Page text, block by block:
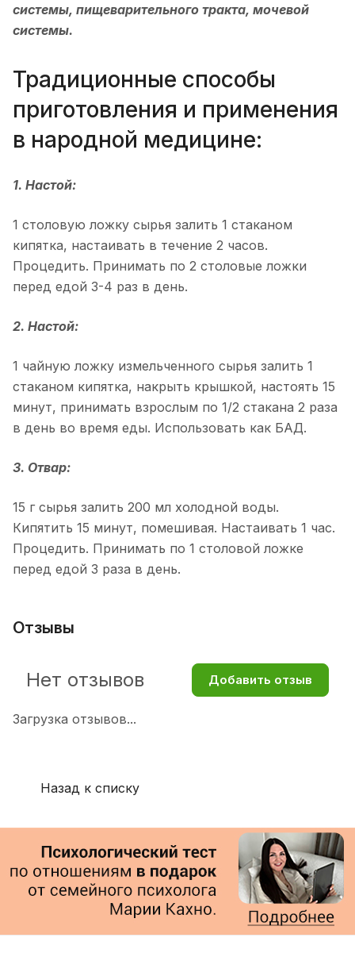
системы, пищеварительного тракта, мочевой
системы.
Традиционные способы
приготовления и применения
в народной медицине:
1. Настой:
1 столовую ложку сырья залить 1 стаканом
кипятка, настаивать в течение 2 часов.
Процедить. Принимать по 2 столовые ложки
перед едой 3-4 раз в день.
2. Настой:
1 чайную ложку измельченного сырья залить 1
стаканом кипятка, накрыть крышкой, настоять 15
минут, принимать взрослым по 1/2 стакана 2 раза
в день во время еды. Использовать как БАД.
3. Отвар:
15 г сырья залить 200 мл холодной воды.
Кипятить 15 минут, помешивая. Настаивать 1 час.
Процедить. Принимать по 1 столовой ложке
перед едой 3 раза в день.
Отзывы
Загрузка отзывов...
Нет отзывов Добавить отзыв
Назад к списку